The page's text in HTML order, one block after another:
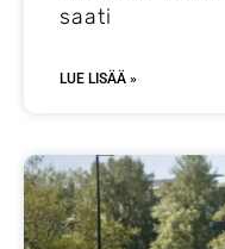
saati
LUE LISÄÄ »